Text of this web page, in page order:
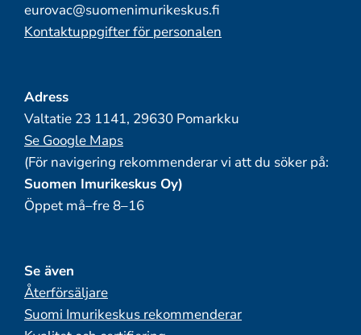
eurovac@suomenimurikeskus.fi
Kontaktuppgifter för personalen
Adress
Valtatie 23 1141, 29630 Pomarkku
Se Google Maps
(För navigering rekommenderar vi att du söker på:
Suomen Imurikeskus Oy)
Öppet må–fre 8–16
Se även
Återförsäljare
Suomi Imurikeskus rekommenderar